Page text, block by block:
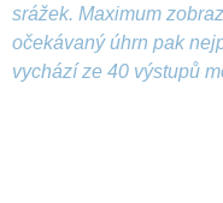
srážek. Maximum
očekávaný úhrn pak
vychází ze 40 výstupů